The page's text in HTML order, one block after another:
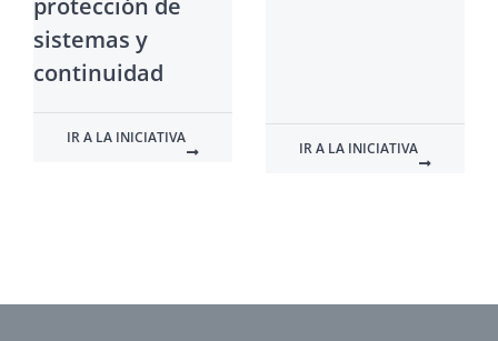
sistemas y
continuidad
IR A LA INICIATIVA
IR A LA INICIATIVA